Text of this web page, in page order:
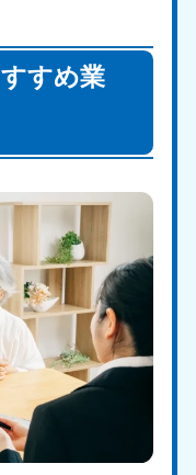
すめ業
青森県
1881-5276
19:00 年中無休
秋田県
1881-5275
19:00 年中無休
宮城県
1881-5272
19:00 年中無休